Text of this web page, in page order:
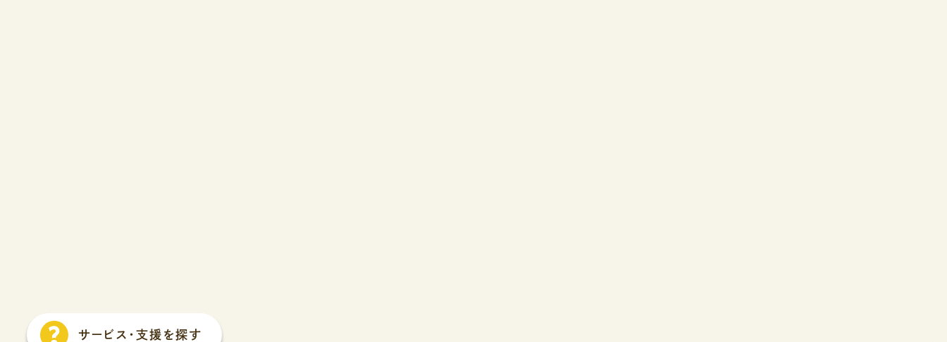
サービス ・支援を探す